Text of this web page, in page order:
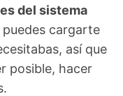
del sistema
cargarte
así que
posible, hacer